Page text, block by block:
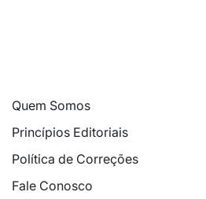
Quem Somos
Princípios Editoriais
Política de Correções
Fale Conosco